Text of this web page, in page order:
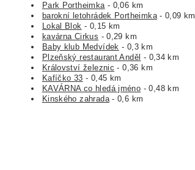
Park Portheimka- 0,06 km
barokní letohrádek Portheimka- 0,09 km
Lokal Blok - 0,15 km
kavárna Cirkus - 0,29 km
Baby klub Medvídek - 0,3 km
Plzeňský restaurant Anděl - 0,34 km
Království železnic - 0,36 km
Kafíčko 33 - 0,45 km
KAVÁRNA co hledá jméno - 0,48 km
Kinského zahrada- 0,6 km